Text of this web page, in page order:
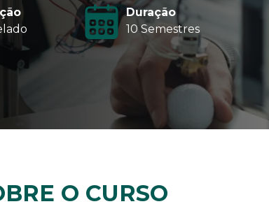
Duração
10 Semestres
O CURSO